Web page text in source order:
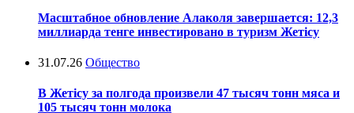
Масштабное обновление Алаколя завершается: 12,3
миллиарда тенге инвестировано в туризм Жетісу
31.07.26 Общество
В Жетісу за полгода произвели 47 тысяч тонн мяса и
105 тысяч тонн молока